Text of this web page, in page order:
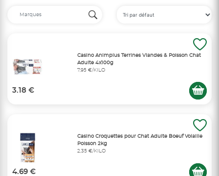
Casino Animplus Terrines Viandes & Poisson Chat
Adulte 4x100g
7,95 €/KILO
3.18 €
Casino Croquettes pour Chat Adulte Boeuf Volaille
Poisson 2kg
2,35 €/KILO
4.69 €